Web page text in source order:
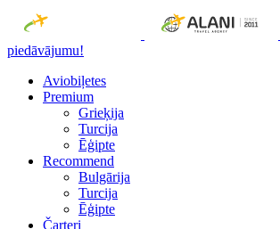
piedāvājumu!
Aviobiļetes
Premium
Grieķija
Turcija
Ēģipte
Recommend
Bulgārija
Turcija
Ēģipte
Čarteri